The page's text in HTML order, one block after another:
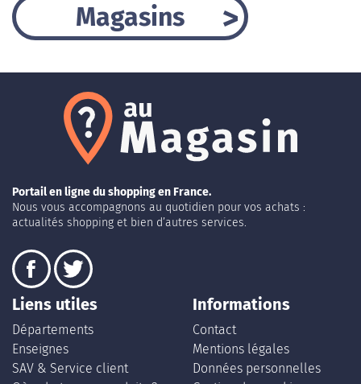
Magasins
Portail en ligne du shopping en France.
Nous vous accompagnons au quotidien pour vos achats :
actualités shopping et bien d’autres services.
Liens utiles
Départements
Enseignes
SAV & Service client
Informations
Contact
Mentions légales
Données personnelles